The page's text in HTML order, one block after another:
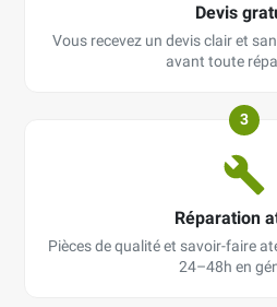
Devis
Vous recevez un devis clair et
avant toute
3
Réparation
Pièces de qualité et savoir-faire
24–48h en